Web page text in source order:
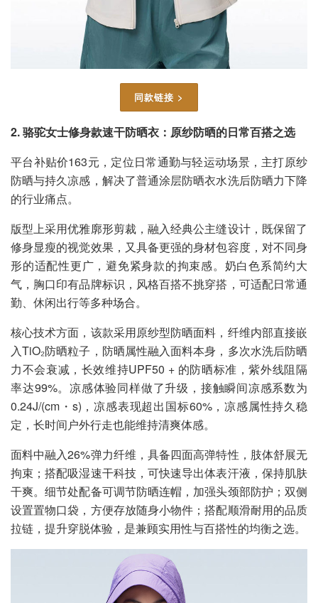
同款链接 >
2. 骆驼女士修身款速干防晒衣：原纱防晒的日常百搭之选
平台补贴价163元，定位日常通勤与轻运动场景，主打原纱
防晒与持久凉感，解决了普通涂层防晒衣水洗后防晒力下降
的行业痛点。
版型上采用优雅廓形剪裁，融入经典公主缝设计，既保留了
修身显瘦的视觉效果，又具备更强的身材包容度，对不同身
形的适配性更广，避免紧身款的拘束感。奶白色系简约大
气，胸口印有品牌标识，风格百搭不挑穿搭，可适配日常通
勤、休闲出行等多种场合。
核心技术方面，该款采用原纱型防晒面料，纤维内部直接嵌
入TiO₂防晒粒子，防晒属性融入面料本身，多次水洗后防晒
力不会衰减，长效维持UPF50 + 的防晒标准，紫外线阻隔
率达99%。凉感体验同样做了升级，接触瞬间凉感系数为
0.24J/(cm・s)，凉感表现超出国标60%，凉感属性持久稳
定，长时间户外行走也能维持清爽体感。
面料中融入26%弹力纤维，具备四面高弹特性，肢体舒展无
拘束；搭配吸湿速干科技，可快速导出体表汗液，保持肌肤
干爽。细节处配备可调节防晒连帽，加强头颈部防护；双侧
设置置物口袋，方便存放随身小物件；搭配顺滑耐用的品质
拉链，提升穿脱体验，是兼顾实用性与百搭性的均衡之选。